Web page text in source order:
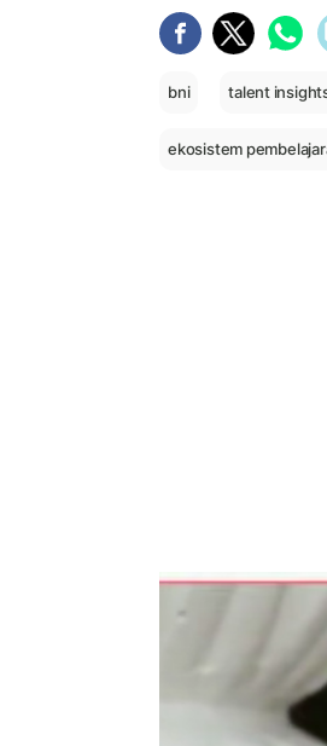
bni talent
ekosistem